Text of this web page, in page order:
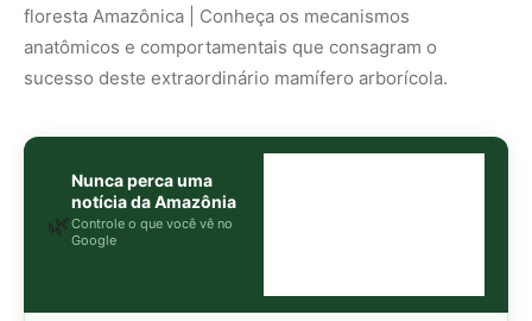
floresta Amazônica | Conheça os mecanismos
anatômicos e comportamentais que consagram o
sucesso deste extraordinário mamífero arborícola.
🌿
Nunca perca uma
notícia da Amazônia
Controle o que você vê no
Google